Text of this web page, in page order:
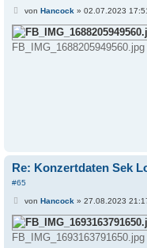
B
i
t
r
von Hancock » 02.07.2023
Re: Konzertdaten Sek
#65
B
i
t
r
von Hancock » 27.08.2023